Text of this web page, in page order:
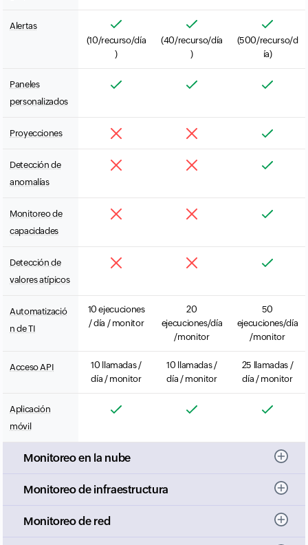
Alertas
(10/recurso/día
)
(40/recurso/día
)
(500/recurso/d
ía)
Paneles
personalizados
Proyecciones
Detección de
anomalías
Monitoreo de
capacidades
Detección de
valores atípicos
Automatizació
n de TI
10 ejecuciones
/ día / monitor
20
ejecuciones/día
/monitor
50
ejecuciones/día
/monitor
Acceso API
10 llamadas /
día / monitor
10 llamadas /
día / monitor
25 llamadas /
día / monitor
Aplicación
móvil
Monitoreo en la nube
Monitoreo de infraestructura
Monitoreo de red